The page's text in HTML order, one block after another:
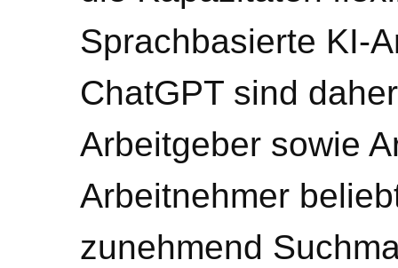
Sprachbasierte KI-
ChatGPT sind
Arbeitgeber sowie
Arbeitnehmer
zunehmend